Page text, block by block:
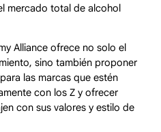
mercado total de alcohol
Alliance ofrece no solo el
sino también proponer
las marcas que estén
con los Z y ofrecer
con sus valores y estilo de